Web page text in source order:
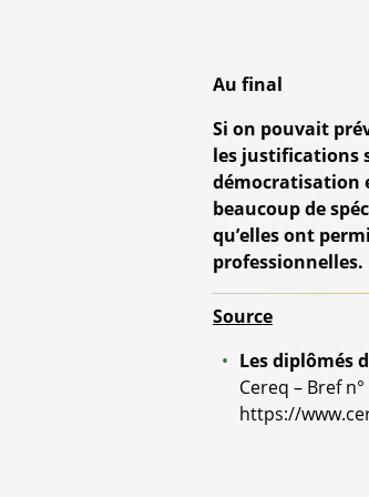
Au final
Si on pouvait
les justifications
démocratisation
beaucoup de
qu’elles ont
professionnelles.
Source
Les diplômés
Cereq – Bref
https://